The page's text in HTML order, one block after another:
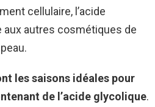
cellulaire, l’acide
aux autres cosmétiques de
les saisons idéales pour
de l’acide glycolique.